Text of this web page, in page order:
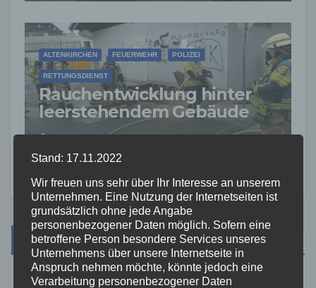
ALTENKIRCHEN FEUERWEHR POLIZEI
RETTUNGSDIENST
Rauchentwicklung hinter
leerstehendem Gebäude
sorgt für Feuerwehreinsatz
2. AUG. 2026
Suche
Stand: 17.11.2022
Wir freuen uns sehr über Ihr Interesse an unserem
Unternehmen. Eine Nutzung der Internetseiten ist
grundsätzlich ohne jede Angabe
personenbezogener Daten möglich. Sofern eine
betroffene Person besondere Services unseres
Unternehmens über unsere Internetseite in
Anspruch nehmen möchte, könnte jedoch eine
Verarbeitung personenbezogener Daten